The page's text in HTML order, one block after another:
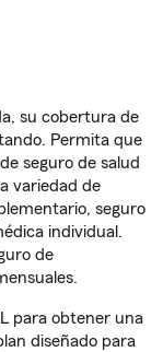
su cobertura de
Permita que
seguro de salud
variedad de
seguro
individual.
de
para obtener una
diseñado para